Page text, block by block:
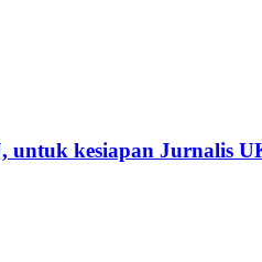
untuk kesiapan Jurnalis